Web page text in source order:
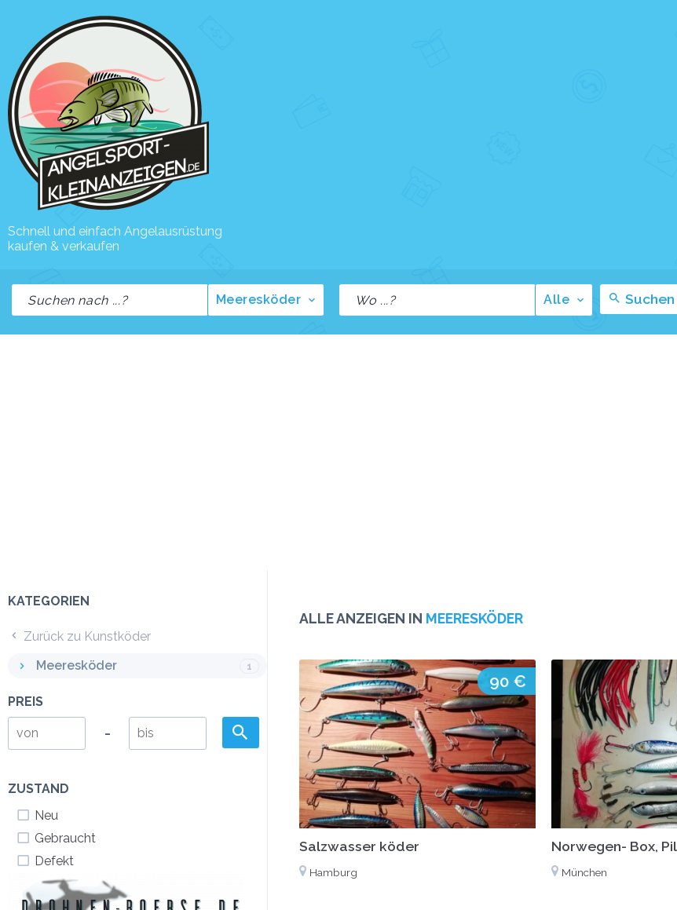
Schnell und einfach Angelausrüstung
kaufen & verkaufen
Meeresköder Alle Suchen
ALLE ANZEIGEN IN MEERESKÖDER
90 €
Salzwasser köder
Hamburg
Norwegen- Box,
München
KATEGORIEN
Zurück zu Kunstköder
Meeresköder
1
PREIS
-
ZUSTAND
Neu
Gebraucht
Defekt